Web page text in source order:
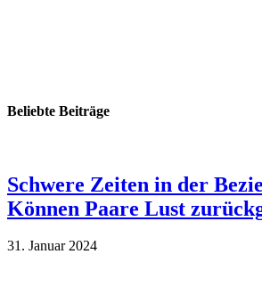
Beliebte Beiträge
Schwere Zeiten in der
Können Paare Lust
31. Januar 2024